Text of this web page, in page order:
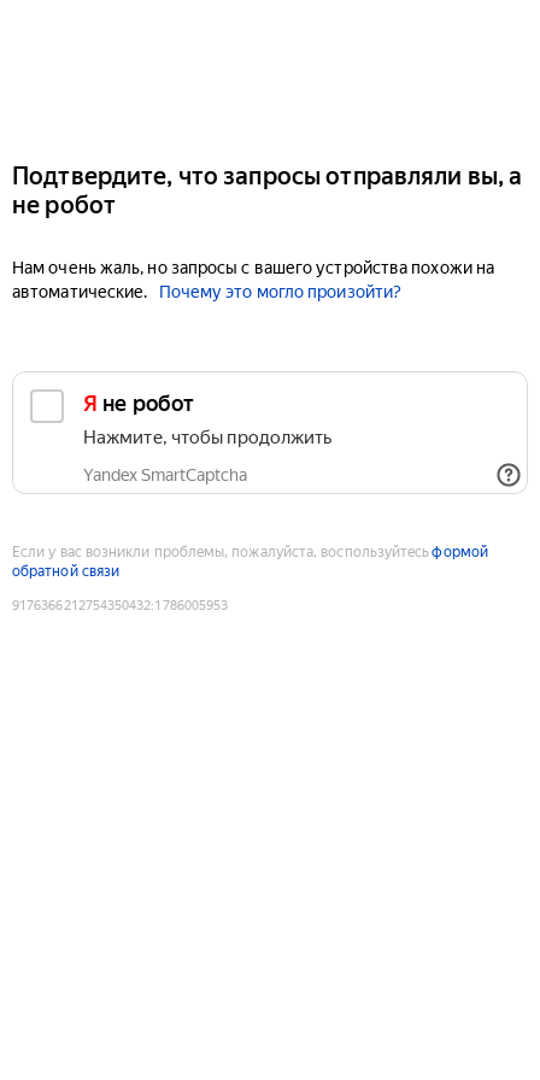
Подтвердите, что запросы отправляли вы, а
не робот
Нам очень жаль, но запросы с вашего устройства похожи на
автоматические.
Почему это могло произойти?
Я не робот
Нажмите, чтобы продолжить
Yandex SmartCaptcha
Если у вас возникли проблемы, пожалуйста, воспользуйтесьформой
обратной связи
9176366212754350432:1786005953